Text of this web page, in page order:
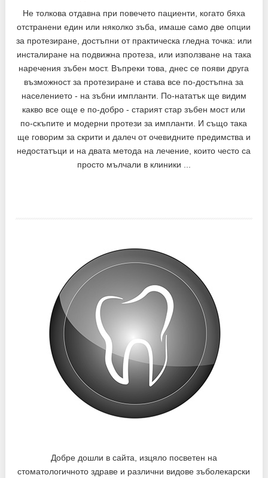
Не толкова отдавна при повечето пациенти, когато бяха
отстранени един или няколко зъба, имаше само две опции
за протезиране, достъпни от практическа гледна точка: или
инсталиране на подвижна протеза, или използване на така
наречения зъбен мост. Въпреки това, днес се появи друга
възможност за протезиране и става все по-достъпна за
населението - на зъбни импланти. По-нататък ще видим
какво все още е по-добро - старият стар зъбен мост или
по-скъпите и модерни протези за импланти. И също така
ще говорим за скрити и далеч от очевидните предимства и
недостатъци и на двата метода на лечение, които често са
просто мълчали в клиники ...
Добре дошли в сайта, изцяло посветен на
стоматологичното здраве и различни видове зъболекарски